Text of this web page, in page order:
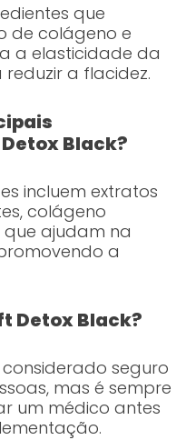
que
de colágeno e
a elasticidade da
a flacidez.
Black?
incluem extratos
colágeno
ajudam na
a
Detox Black?
considerado seguro
mas é sempre
um médico antes